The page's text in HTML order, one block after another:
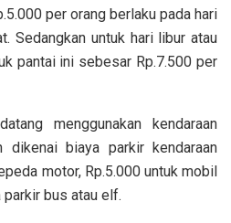
per orang berlaku pada hari
Sedangkan untuk hari libur atau
pantai ini sebesar Rp.7.500 per
menggunakan kendaraan
dikenai biaya parkir kendaraan
motor, Rp.5.000 untuk mobil
parkir bus atau elf.